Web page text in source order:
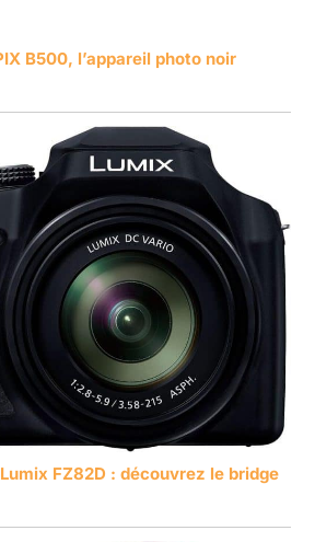
B500, l’appareil photo noir
FZ82D : découvrez le bridge